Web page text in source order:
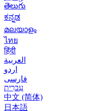
తెలుగు
ಕನ್ನಡ
മലയാളം
ไทย
हिंदी
العربية
اردو
فارسی
עִברִית
中文 (简体)
日本語